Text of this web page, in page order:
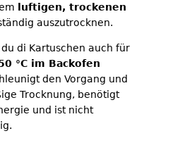
luftigen, trockenen
auszutrocknen.
di Kartuschen auch für
°C im Backofen
den Vorgang und
Trocknung, benötigt
und ist nicht